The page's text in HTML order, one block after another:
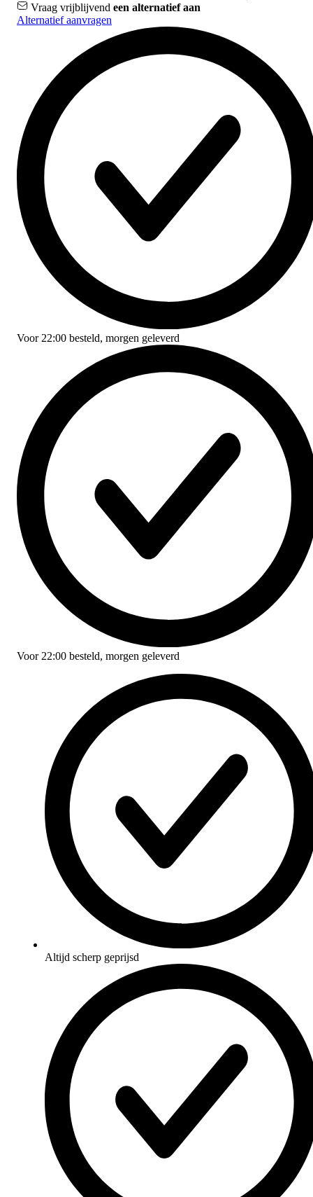
Vraag vrijblijvend een alternatief aan
Alternatief aanvragen
Voor 22:00 besteld, morgen geleverd
Voor 22:00 besteld, morgen geleverd
Altijd scherp geprijsd